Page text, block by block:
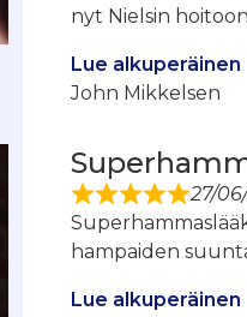
nyt Nielsin
Lue alkuperäinen
John Mikkelsen
27/
hampaiden
Lue alkuperäinen